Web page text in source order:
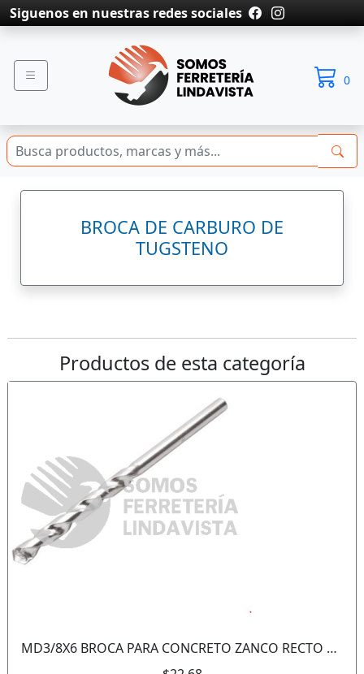
Siguenos en nuestras redes sociales
0
BROCA DE CARBURO DE
TUGSTENO
Productos de esta categoría
MD3/8X6 BROCA PARA CONCRETO ZANCO RECTO ZINCADA 3/8"X6" URREA